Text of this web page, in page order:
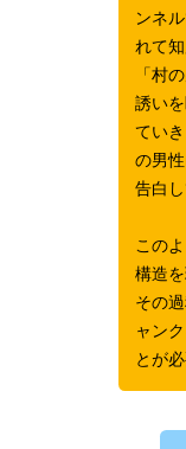
ンネ
れて
「村
誘い
てい
の男
告白
この
構造
その
ャン
とが